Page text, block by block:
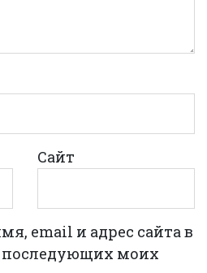
Сайт
email и адрес сайта в
последующих моих